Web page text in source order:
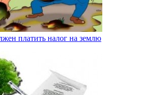
платить налог на землю